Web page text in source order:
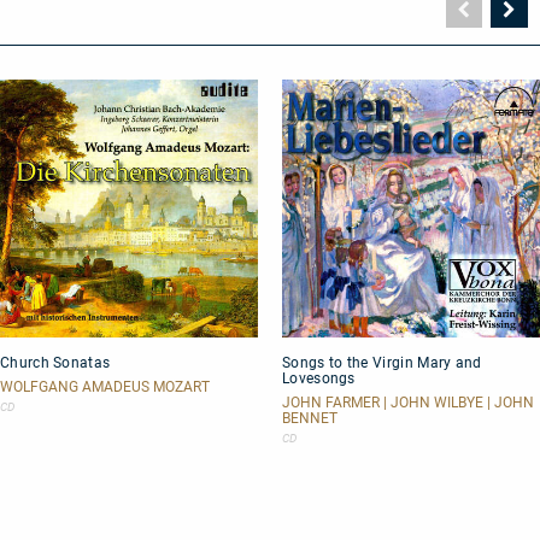
Seite
Sonatas
Church Sonatas
WOLFGANG AMADEUS MOZART
CD
to
the
Virgin
Mary
and
Songs to the Virgin Mary and
Lovesongs
JOHN FARMER | JOHN WILBYE | JOHN
BENNET
CD